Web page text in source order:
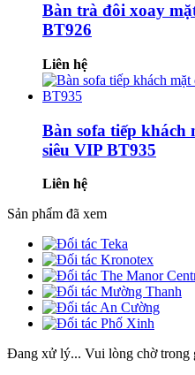
Bàn trà đôi xoay
BT926
Liên hệ
Bàn sofa tiếp khách
siêu VIP BT935
Liên hệ
Sản phẩm đã xem
Đang xử lý... Vui lòng chờ trong